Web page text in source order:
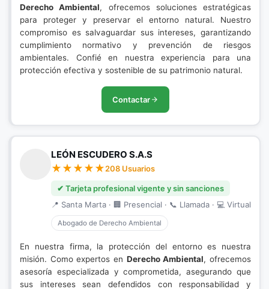
Derecho Ambiental, ofrecemos soluciones estratégicas
para proteger y preservar el entorno natural. Nuestro
compromiso es salvaguardar sus intereses, garantizando
cumplimiento normativo y prevención de riesgos
ambientales. Confié en nuestra experiencia para una
protección efectiva y sostenible de su patrimonio natural.
Contactar
LEÓN ESCUDERO S.A.S
208 Usuarios
✔ Tarjeta profesional vigente y sin sanciones
📍 Santa Marta · 🏢 Presencial · 📞 Llamada · 💻 Virtual
Abogado de Derecho Ambiental
En nuestra firma, la protección del entorno es nuestra
misión. Como expertos en Derecho Ambiental, ofrecemos
asesoría especializada y comprometida, asegurando que
sus intereses sean defendidos con responsabilidad y